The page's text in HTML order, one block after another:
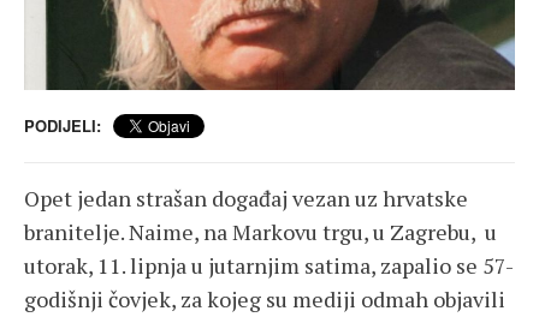
PODIJELI:
Opet jedan strašan događaj vezan uz hrvatske
branitelje. Naime, na Markovu trgu, u Zagrebu, u
utorak, 11. lipnja u jutarnjim satima, zapalio se 57-
godišnji čovjek, za kojeg su mediji odmah objavili